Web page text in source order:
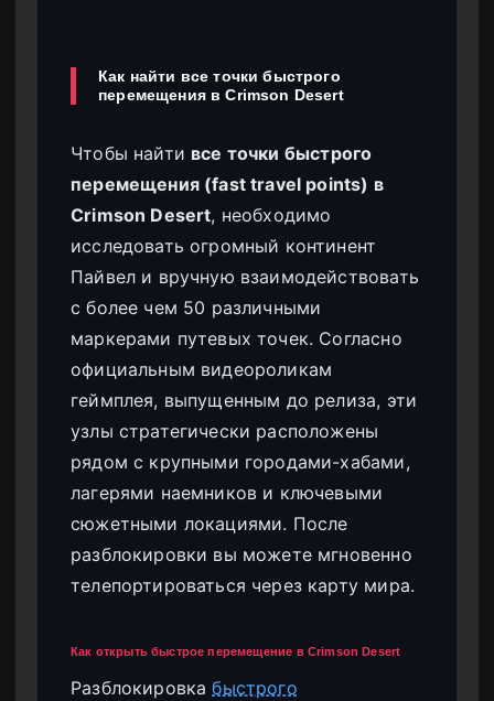
Как найти все точки быстрого
перемещения в Crimson Desert
Чтобы найти все точки быстрого
перемещения (fast travel points) в
Crimson Desert, необходимо
исследовать огромный континент
Пайвел и вручную взаимодействовать
с более чем 50 различными
маркерами путевых точек. Согласно
официальным видеороликам
геймплея, выпущенным до релиза, эти
узлы стратегически расположены
рядом с крупными городами-хабами,
лагерями наемников и ключевыми
сюжетными локациями. После
разблокировки вы можете мгновенно
телепортироваться через карту мира.
Как открыть быстрое перемещение в Crimson Desert
Разблокировкабыстрого